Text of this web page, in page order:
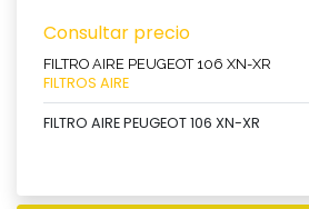
Consultar precio
FILTRO AIRE PEUGEOT 106 XN-XR
FILTROS AIRE
FILTRO AIRE PEUGEOT 106 XN-XR